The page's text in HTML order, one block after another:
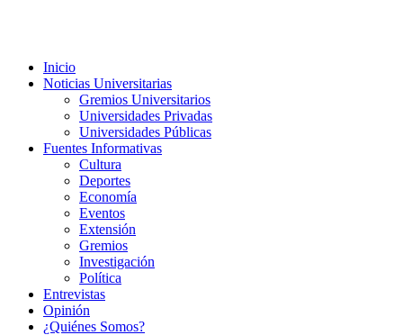
Menú
principal
Inicio
Noticias Universitarias
Gremios Universitarios
Universidades Privadas
Universidades Públicas
Fuentes Informativas
Cultura
Deportes
Economía
Eventos
Extensión
Gremios
Investigación
Política
Entrevistas
Opinión
¿Quiénes Somos?